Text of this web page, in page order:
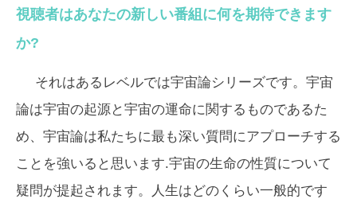
視聴者はあなたの新しい番組に何を期待できます
か?
それはあるレベルでは宇宙論シリーズです。宇宙
論は宇宙の起源と宇宙の運命に関するものであるた
め、宇宙論は私たちに最も深い質問にアプローチする
ことを強いると思います.宇宙の生命の性質について
疑問が提起されます。人生はどのくらい一般的です